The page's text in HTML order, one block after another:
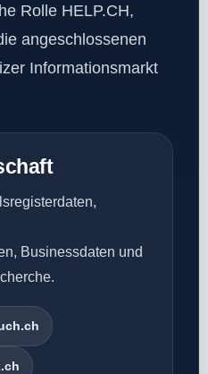
Rolle HELP.CH,
angeschlossenen
Informationsmarkt
Businessdaten und